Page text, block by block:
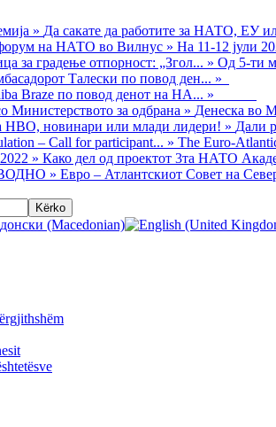
» Да сакате да работите за НАТО, ЕУ
на НАТО во Вилнус » На 11-12 јули
за градење отпорност: „Згол... » Од 5-ти
Талески по повод ден... »
Braze по повод денот на НА... »
Министерството за одбрана » Денеска во
новинари или млади лидери! » Дали
– Call for participant... » The Euro-
» Како дел од проектот 3та НАТО
» Евро – Атлантскиот Совет на